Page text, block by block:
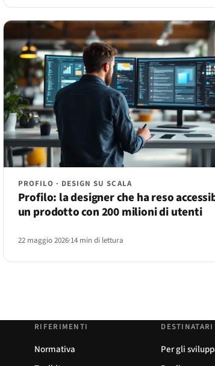
PROFILO · DESIGN SU SCALA
Profilo: la designer che ha reso
un prodotto con 200 milioni di utenti
22 maggio 2026·14 min di lettura
RIFERIMENTI
Normativa
DESTINATARI
Per gli